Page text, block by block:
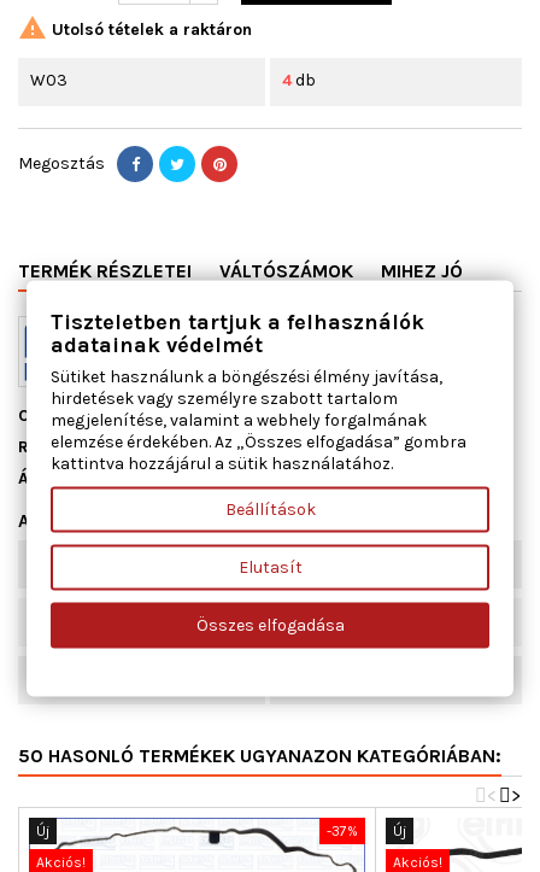
 Utolsó tételek a raktáron
W03 4db
Megosztás
TERMÉK RÉSZLETEI VÁLTÓSZÁMOK MIHEZ JÓ
Cikkszám11078200
Raktáron4 db
Állapot
Adatlap
136
640
50 HASONLÓ TERMÉKEK UGYANAZON KATEGÓRIÁBAN:
>
<
-37%
Új
Akciós!
Új
Akciós!
Tiszteletben tartjuk a felhasználók
adatainak védelmét
Sütiket használunk a böngészési élmény javítása,
hirdetések vagy személyre szabott tartalom
megjelenítése, valamint a webhely forgalmának
elemzése érdekében. Az „Összes elfogadása” gombra
kattintva hozzájárul a sütik használatához.
Beállítások
Elutasít
Összes elfogadása